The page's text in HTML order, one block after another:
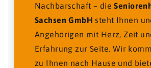
Nachbarschaft – die
Sachsen GmbH steht Ihnen
Angehörigen mit Herz, Zeit
Erfahrung zur Seite. Wir
zu Ihnen nach Hause und